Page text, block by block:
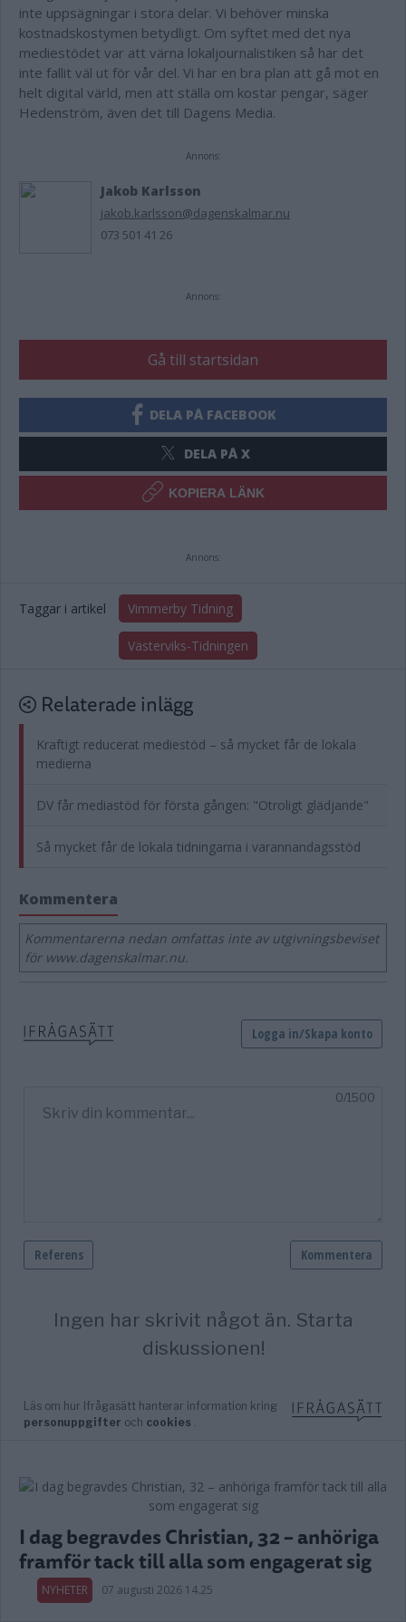
inte uppsägningar i stora delar. Vi behöver minska
kostnadskostymen betydligt. Om syftet med det nya
mediestödet var att värna lokaljournalistiken så har det
inte fallit väl ut för vår del. Vi har en bra plan att gå mot en
helt digital värld, men att ställa om kostar pengar, säger
Hedenström, även det till Dagens Media.
Annons:
Jakob Karlsson
jakob.karlsson@dagenskalmar.nu
073 501 41 26
Annons:
Gå till startsidan
DELA PÅ FACEBOOK
DELA PÅ X
KOPIERA LÄNK
Annons:
Taggar i artikel Vimmerby Tidning
Västerviks-Tidningen
Relaterade inlägg
Kraftigt reducerat mediestöd – så mycket får de lokala
medierna
DV får mediastöd för första gången: "Otroligt glädjande"
Så mycket får de lokala tidningarna i varannandagsstöd
Kommentera
Kommentarerna nedan omfattas inte av utgivningsbeviset
för www.dagenskalmar.nu.
I dag begravdes Christian, 32 – anhöriga
framför tack till alla som engagerat sig
NYHETER 07 augusti 2026 14.25